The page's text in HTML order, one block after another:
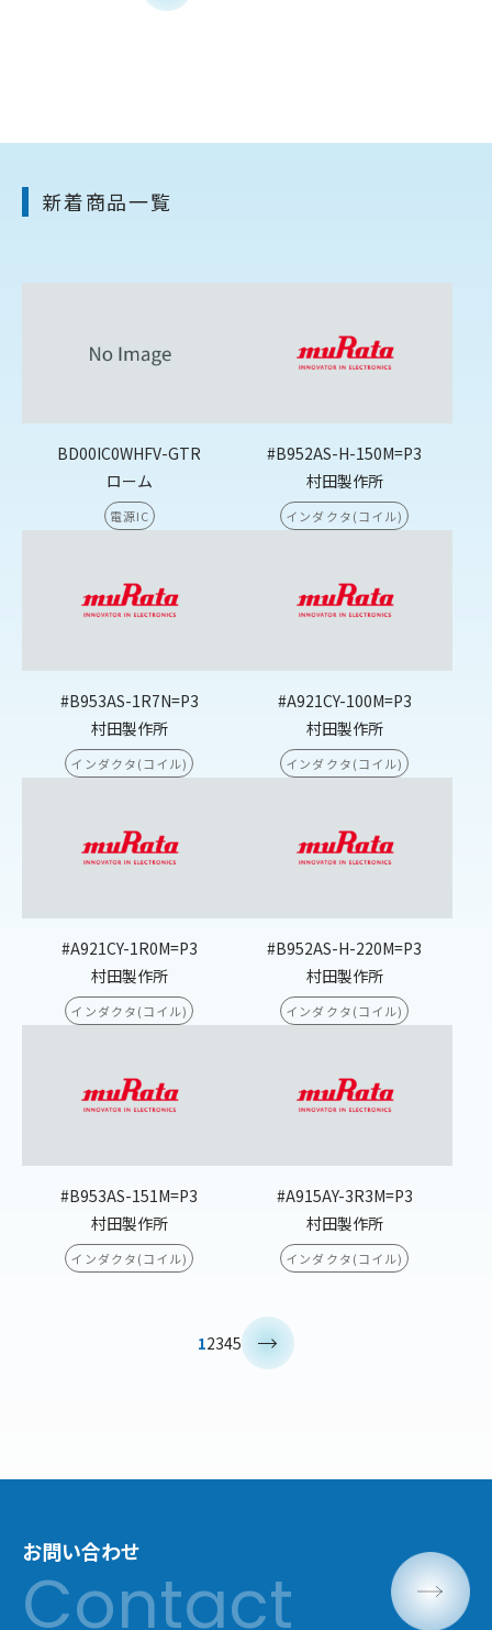
新着商品一覧
BD00IC0WHFV-GTR
ローム
電源IC
#B952AS-H-150M=P3
村田製作所
インダクタ(コイル)
#B953AS-1R7N=P3
村田製作所
インダクタ(コイル)
#A921CY-100M=P3
村田製作所
インダクタ(コイル)
#A921CY-1R0M=P3
村田製作所
インダクタ(コイル)
#B952AS-H-220M=P3
村田製作所
インダクタ(コイル)
#B953AS-151M=P3
村田製作所
インダクタ(コイル)
#A915AY-3R3M=P3
村田製作所
インダクタ(コイル)
12345
お問い合わせ